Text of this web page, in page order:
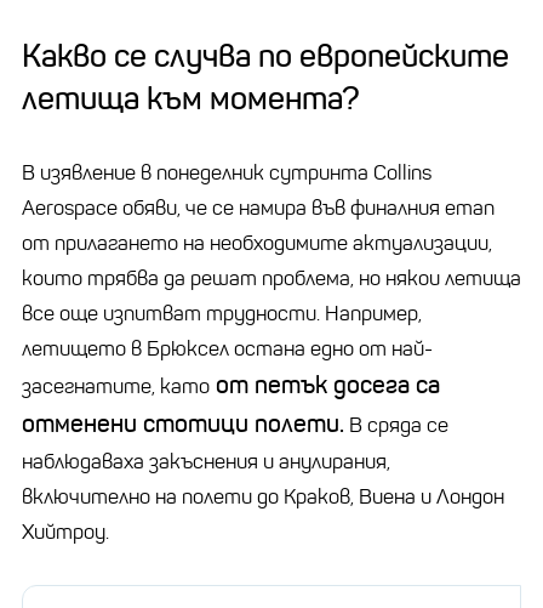
Какво се случва по европейските
летища към момента?
В изявление в понеделник сутринта Collins
Aerospace обяви, че се намира във финалния етап
от прилагането на необходимите актуализации,
които трябва да решат проблема, но някои летища
все още изпитват трудности. Например,
летището в Брюксел остана едно от най-
засегнатите, като от петък досега са
отменени стотици полети. В сряда се
наблюдаваха закъснения и анулирания,
включително на полети до Краков, Виена и Лондон
Хийтроу.